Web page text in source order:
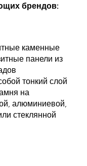
брендов:
каменные
панели из
тонкий слой
на
алюминиевой,
стеклянной